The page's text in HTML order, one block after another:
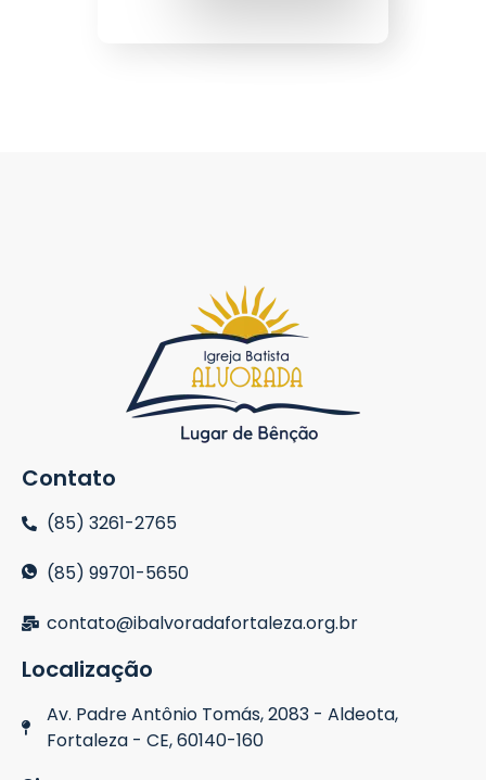
Contato
(85) 3261-2765
(85) 99701-5650
contato@ibalvoradafortaleza.org.br
Localização
Av. Padre Antônio Tomás, 2083 - Aldeota,
Fortaleza - CE, 60140-160